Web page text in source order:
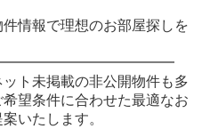
情報で理想のお部屋探しを
ット未掲載の非公開物件も多
望条件に合わせた最適なお
いたします。